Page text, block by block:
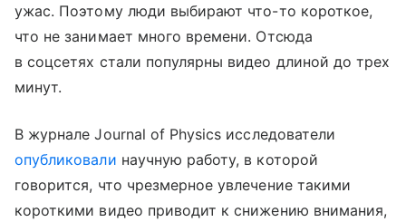
ужас. Поэтому люди выбирают что-то короткое,
что не занимает много времени. Отсюда
в соцсетях стали популярны видео длиной до трех
минут.
В журнале Journal of Physics исследователи
опубликовали научную работу, в которой
говорится, что чрезмерное увлечение такими
короткими видео приводит к снижению внимания,